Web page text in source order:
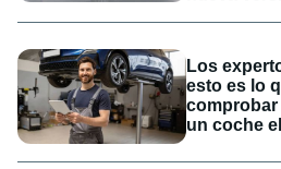
Los
esto es lo
comprobar
un coche